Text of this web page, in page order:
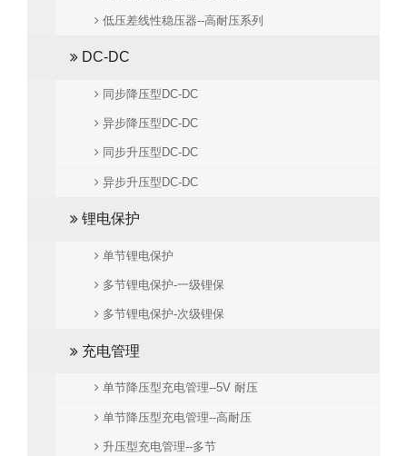
低压差线性稳压器--高耐压系列
DC-DC
同步降压型DC-DC
异步降压型DC-DC
同步升压型DC-DC
异步升压型DC-DC
锂电保护
单节锂电保护
多节锂电保护-一级锂保
多节锂电保护-次级锂保
充电管理
单节降压型充电管理--5V 耐压
单节降压型充电管理--高耐压
升压型充电管理--多节